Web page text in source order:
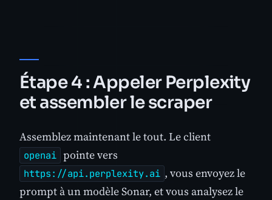
Étape 4 : Appeler Perplexity
et assembler le scraper
Assemblez maintenant le tout. Le client
openai pointe vers
https://api.perplexity.ai , vous envoyez le
prompt à un modèle Sonar, et vous analysez le